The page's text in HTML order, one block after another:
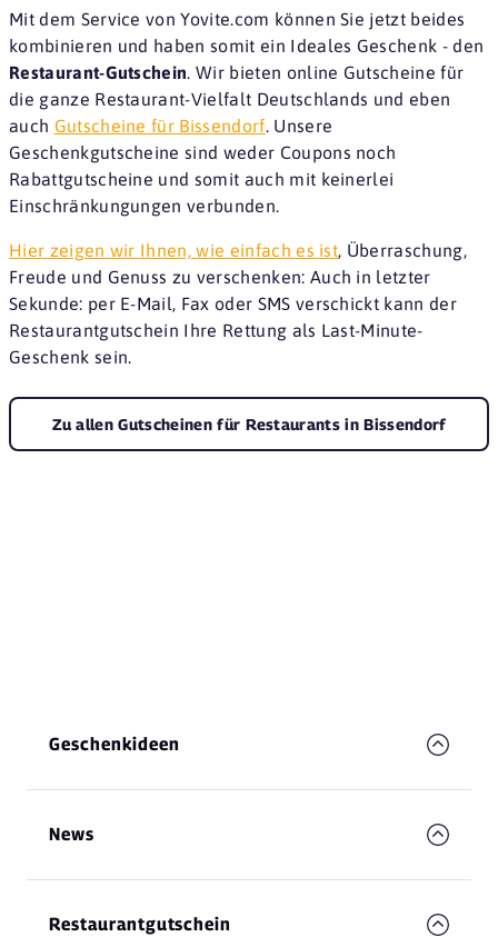
Mit dem Service von Yovite.com können Sie jetzt beides
kombinieren und haben somit ein Ideales Geschenk - den
Restaurant-Gutschein. Wir bieten online Gutscheine für
die ganze Restaurant-Vielfalt Deutschlands und eben
auch Gutscheine für Bissendorf. Unsere
Geschenkgutscheine sind weder Coupons noch
Rabattgutscheine und somit auch mit keinerlei
Einschränkungungen verbunden.
Hier zeigen wir Ihnen, wie einfach es ist, Überraschung,
Freude und Genuss zu verschenken: Auch in letzter
Sekunde: per E-Mail, Fax oder SMS verschickt kann der
Restaurantgutschein Ihre Rettung als Last-Minute-
Geschenk sein.
Zu allen Gutscheinen für Restaurants in Bissendorf
Geschenkideen
News
Restaurantgutschein